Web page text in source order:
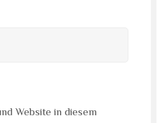
Website in diesem